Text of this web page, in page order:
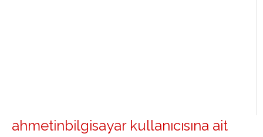
ahmetinbilgisayar kullanıcısına ait